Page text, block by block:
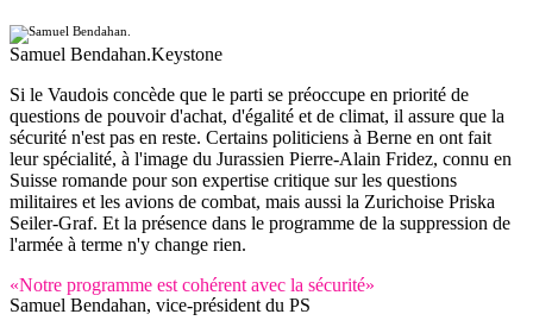
Samuel Bendahan.Keystone
Si le Vaudois concède que le parti se préoccupe en priorité de
questions de pouvoir d'achat, d'égalité et de climat, il assure que la
sécurité n'est pas en reste. Certains politiciens à Berne en ont fait
leur spécialité, à l'image du Jurassien Pierre-Alain Fridez, connu en
Suisse romande pour son expertise critique sur les questions
militaires et les avions de combat, mais aussi la Zurichoise Priska
Seiler-Graf. Et la présence dans le programme de la suppression de
l'armée à terme n'y change rien.
«Notre programme est cohérent avec la sécurité»
Samuel Bendahan, vice-président du PS